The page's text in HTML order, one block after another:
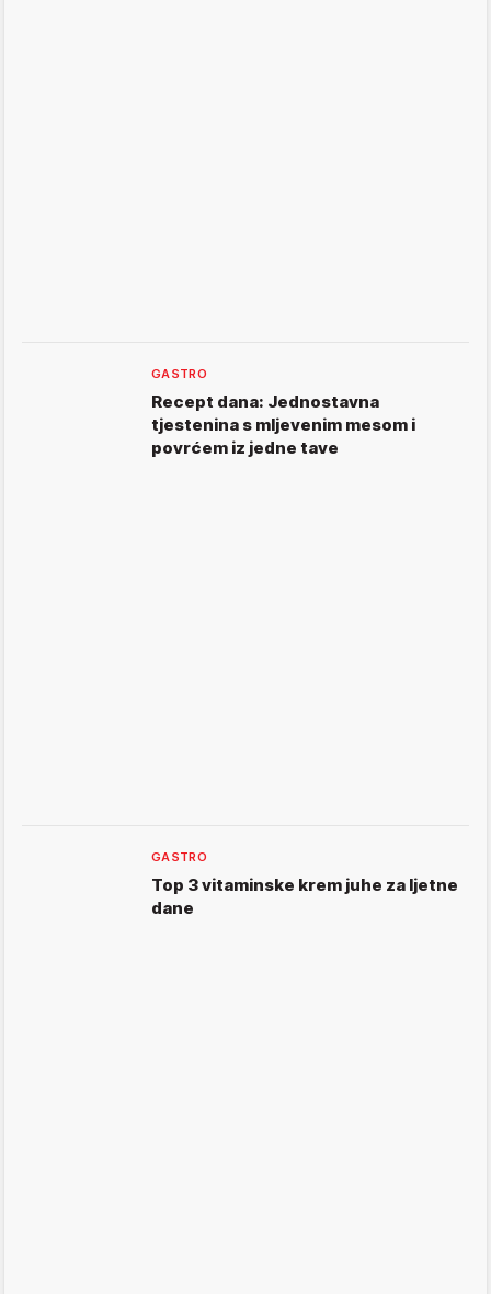
GASTRO
Recept dana: Jednostavna
tjestenina s mljevenim mesom i
povrćem iz jedne tave
GASTRO
Top 3 vitaminske krem juhe za ljetne
dane